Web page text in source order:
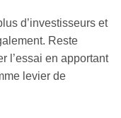
d’investisseurs et
Reste
l’essai en apportant
levier de